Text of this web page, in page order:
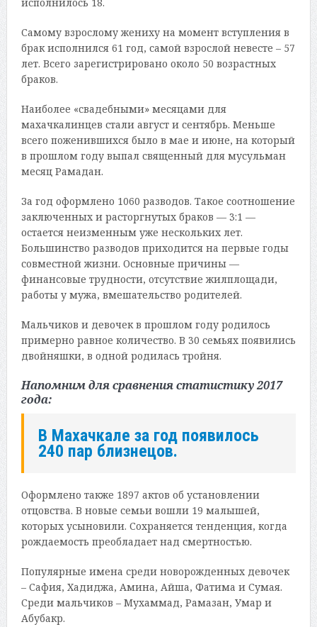
Самому взрослому жениху на момент вступления в
брак исполнился 61 год, самой взрослой невесте – 57
лет. Всего зарегистрировано около 50 возрастных
браков.
Наиболее «свадебными» месяцами для
махачкалинцев стали август и сентябрь. Меньше
всего поженившихся было в мае и июне, на который
в прошлом году выпал священный для мусульман
месяц Рамадан.
За год оформлено 1060 разводов. Такое соотношение
заключенных и расторгнутых браков — 3:1 —
остается неизменным уже нескольких лет.
Большинство разводов приходится на первые годы
совместной жизни. Основные причины —
финансовые трудности, отсутствие жилплощади,
работы у мужа, вмешательство родителей.
Мальчиков и девочек в прошлом году родилось
примерно равное количество. В 30 семьях появились
двойняшки, в одной родилась тройня.
Напомним для сравнения статистику 2017
года:
В Махачкале за год появилось
240 пар близнецов.
Оформлено также 1897 актов об установлении
отцовства. В новые семьи вошли 19 малышей,
которых усыновили. Сохраняется тенденция, когда
рождаемость преобладает над смертностью.
Популярные имена среди новорожденных девочек
– Сафия, Хадиджа, Амина, Айша, Фатима и Сумая.
Среди мальчиков – Мухаммад, Рамазан, Умар и
Абубакр.